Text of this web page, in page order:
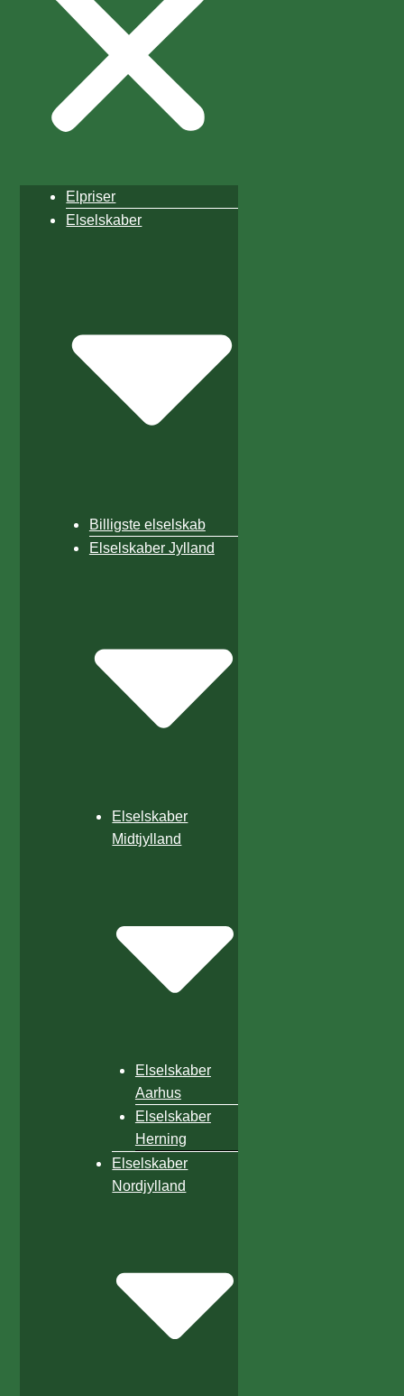
Elpriser
Elselskaber
Billigste elselskab
Elselskaber Jylland
Elselskaber
Midtjylland
Elselskaber
Aarhus
Elselskaber
Herning
Elselskaber
Nordjylland